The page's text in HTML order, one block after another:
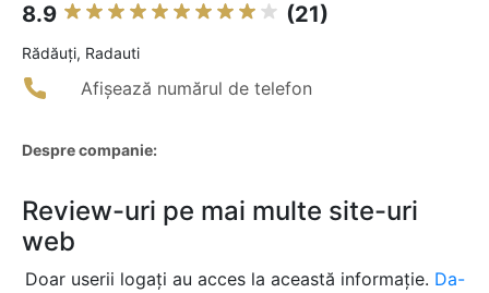
8.9 (21)
Rădăuţi, Radauti
Afișează numărul de telefon
Despre companie:
Review-uri pe mai multe site-uri
web
Doar userii logați au acces la această informație. Da-